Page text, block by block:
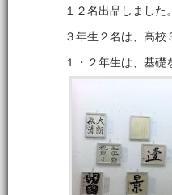
１２名出品しました。
３年生２名は、高
１・２年生は、基